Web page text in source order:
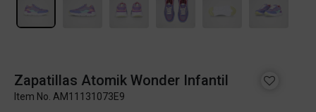
Zapatillas Atomik Wonder Infantil
Item No. AM11131073E9